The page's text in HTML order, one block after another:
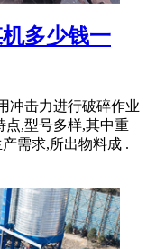
多少钱一
冲击力进行破碎作业
点,型号多样,其中重
需求,所出物料成 .